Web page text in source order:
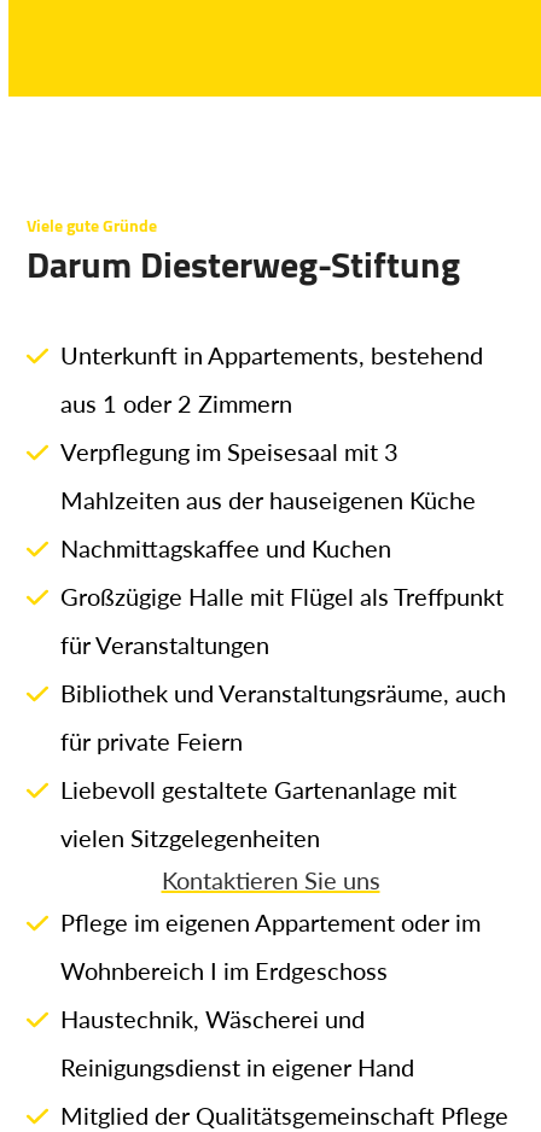
Darum Diesterweg-Stiftung
Viele gute Gründe
Unterkunft in Appartements, bestehend
aus 1 oder 2 Zimmern
Verpflegung im Speisesaal mit 3
Mahlzeiten aus der hauseigenen Küche
Nachmittagskaffee und Kuchen
Großzügige Halle mit Flügel als Treffpunkt
für Veranstaltungen
Bibliothek und Veranstaltungsräume, auch
für private Feiern
Liebevoll gestaltete Gartenanlage mit
vielen Sitzgelegenheiten
Kontaktieren Sie uns
Pflege im eigenen Appartement oder im
Wohnbereich I im Erdgeschoss
Haustechnik, Wäscherei und
Reinigungsdienst in eigener Hand
Mitglied der Qualitätsgemeinschaft Pflege